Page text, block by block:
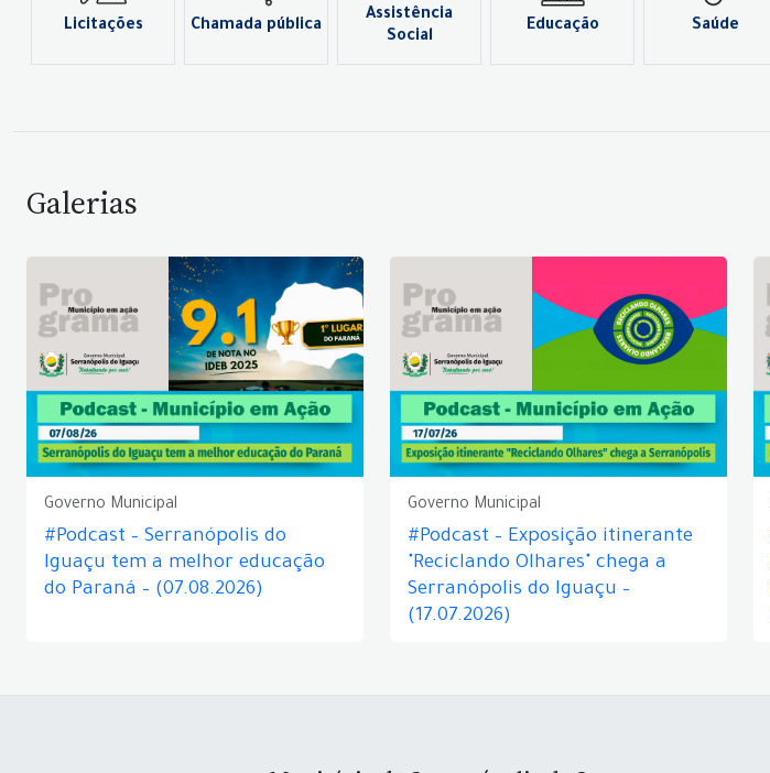
Licitações Chamada pública
Assistência
Social
Educação Saúde
Galerias
Governo Municipal
#Podcast – Serranópolis do
Iguaçu tem a melhor educação
do Paraná – (07.08.2026)
Governo Municipal
#Podcast – Exposição itinerante
"Reciclando Olhares" chega a
Serranópolis do Iguaçu –
(17.07.2026)